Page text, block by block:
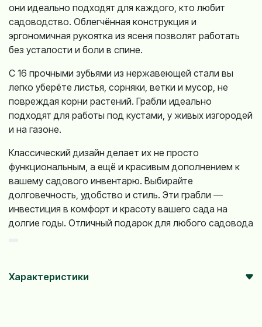
они идеально подходят для каждого, кто любит
садоводство. Облегчённая конструкция и
эргономичная рукоятка из ясеня позволят работать
без усталости и боли в спине.
С 16 прочными зубьями из нержавеющей стали вы
легко уберёте листья, сорняки, ветки и мусор, не
повреждая корни растений. Грабли идеально
подходят для работы под кустами, у живых изгородей
и на газоне.
Классический дизайн делает их не просто
функциональным, а ещё и красивым дополнением к
вашему садового инвентарю. Выбирайте
долговечность, удобство и стиль. Эти грабли —
инвестиция в комфорт и красоту вашего сада на
долгие годы. Отличный подарок для любого садовода
Характеристики